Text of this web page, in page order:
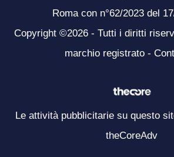
Roma con n°62/2023 del
Copyright ©2026 - Tutti i diritti
marchio registrato -
Le attività pubblicitarie su questo
theCoreAdv